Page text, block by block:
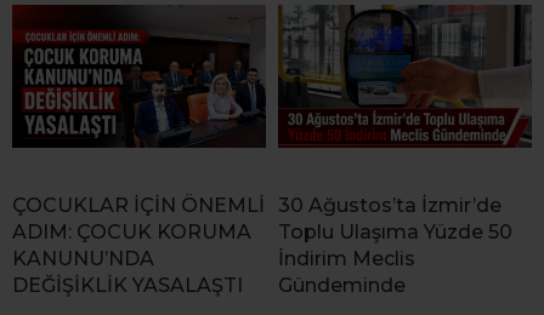
ÇOCUKLAR İÇİN ÖNEMLİ
ADIM: ÇOCUK KORUMA
KANUNU’NDA
DEĞİŞİKLİK YASALAŞTI
30 Ağustos’ta İzmir’de
Toplu Ulaşıma Yüzde 50
İndirim Meclis
Gündeminde